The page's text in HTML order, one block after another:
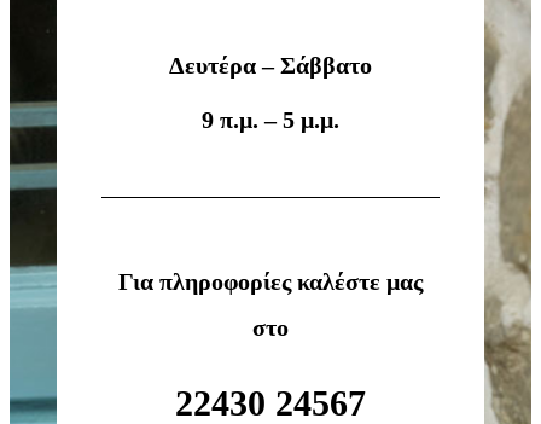
Δευτέρα – Σάββατο
9 π.μ. – 5 μ.μ.
Για πληροφορίες καλέστε μας
στο
22430 24567